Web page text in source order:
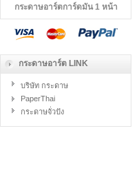
กระดาษอาร์ตการ์ดมัน 1 หน้า
กระดาษอาร์ต LINK
บริษัท กระดาษ
PaperThai
กระดาษจั่วปัง